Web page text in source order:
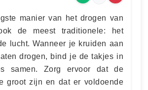
manier van het drogen van
de meest traditionele: het
lucht. Wanneer je kruiden aan
drogen, bind je de takjes in
samen. Zorg ervoor dat de
groot zijn en dat er voldoende